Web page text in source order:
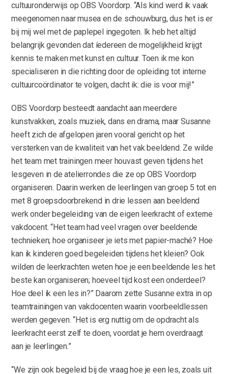
cultuuronderwijs op OBS Voordorp. “Als kind werd ik vaak
meegenomen naar musea en de schouwburg, dus het is er
bij mij wel met de paplepel ingegoten. Ik heb het altijd
belangrijk gevonden dat íedereen de mogelijkheid krijgt
kennis te maken met kunst en cultuur. Toen ik me kon
specialiseren in die richting door de opleiding tot interne
cultuurcoördinator te volgen, dacht ik: die is voor mij!”
OBS Voordorp besteedt aandacht aan meerdere
kunstvakken, zoals muziek, dans en drama, maar Susanne
heeft zich de afgelopen jaren vooral gericht op het
versterken van de kwaliteit van het vak beeldend. Ze wilde
het team met trainingen meer houvast geven tijdens het
lesgeven in de atelierrondes die ze op OBS Voordorp
organiseren. Daarin werken de leerlingen van groep 5 tot en
met 8 groepsdoorbrekend in drie lessen aan beeldend
werk onder begeleiding van de eigen leerkracht of externe
vakdocent. “Het team had veel vragen over beeldende
technieken; hoe organiseer je iets met papier-maché? Hoe
kan ik kinderen goed begeleiden tijdens het kleien? Ook
wilden de leerkrachten weten hoe je een beeldende les het
beste kan organiseren; hoeveel tijd kost een onderdeel?
Hoe deel ik een les in?” Daarom zette Susanne extra in op
teamtrainingen van vakdocenten waarin voorbeeldlessen
werden gegeven. “Het is erg nuttig om de opdracht als
leerkracht eerst zelf te doen, voordat je hem overdraagt
aan je leerlingen.”
“We zijn ook begeleid bij de vraag hoe je een les, zoals uit